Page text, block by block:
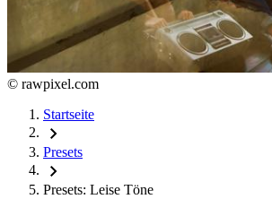
© rawpixel.com
Startseite
chevron_right
Presets
chevron_right
Presets: Leise Töne